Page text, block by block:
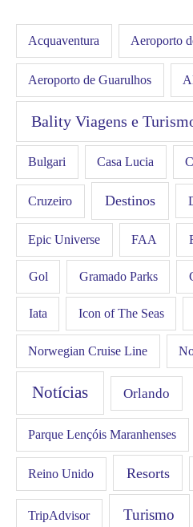
Acquaventura Aeroporto
Aeroporto de Guarulhos
Bality Viagens e
Bulgari Casa Lucia
Cruzeiro Destinos
Epic Universe FAA
Gol Gramado Parks
Iata Icon of The Seas
Norwegian Cruise Line
Notícias Orlando
Parque Lençóis Maranhenses
Reino Unido Resorts
TripAdvisor Turismo